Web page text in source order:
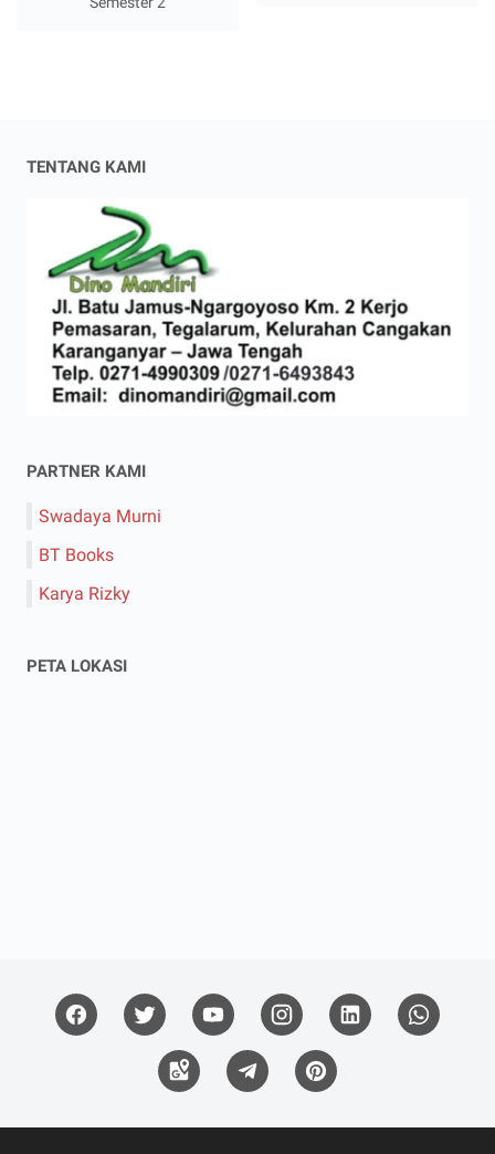
TENTANG KAMI
PARTNER KAMI
Swadaya Murni
BT Books
Karya Rizky
PETA LOKASI